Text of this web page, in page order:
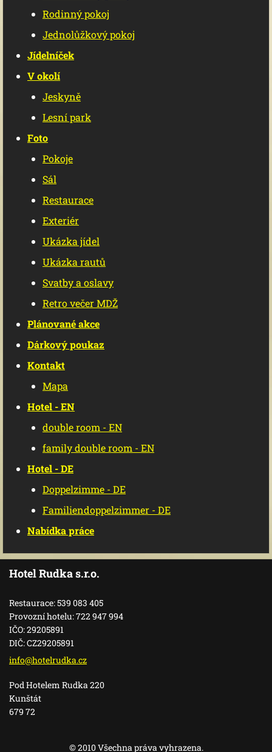
Rodinný pokoj
Jednolůžkový pokoj
Jídelníček
V okolí
Jeskyně
Lesní park
Foto
Pokoje
Sál
Restaurace
Exteriér
Ukázka jídel
Ukázka rautů
Svatby a oslavy
Retro večer MDŽ
Plánované akce
Dárkový poukaz
Kontakt
Mapa
Hotel - EN
double room - EN
family double room - EN
Hotel - DE
Doppelzimme - DE
Familiendoppelzimmer - DE
Nabídka práce
Hotel Rudka s.r.o.
Restaurace: 539 083 405
Provozní hotelu: 722 947 994
IČO: 29205891
DIČ: CZ29205891
info@hotelrudka.cz
Pod Hotelem Rudka 220
Kunštát
679 72
© 2010 Všechna práva vyhrazena.